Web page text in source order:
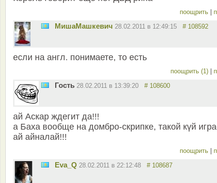
поощрить
MишаМашкевич 28.02.2011 в 12:49:15 # 108592
если на англ. понимаете, то есть
поощрить (1)
Гость 28.02.2011 в 13:39:20 # 108600
ай Аскар ждегит да!!!
а Баха вообще на домбро-скрипке, такой күй
ай айналай!!!
поощрить
Eva_Q 28.02.2011 в 22:12:48 # 108687